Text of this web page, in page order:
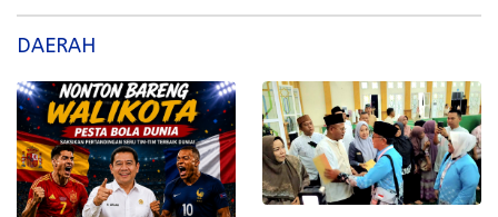
DAERAH